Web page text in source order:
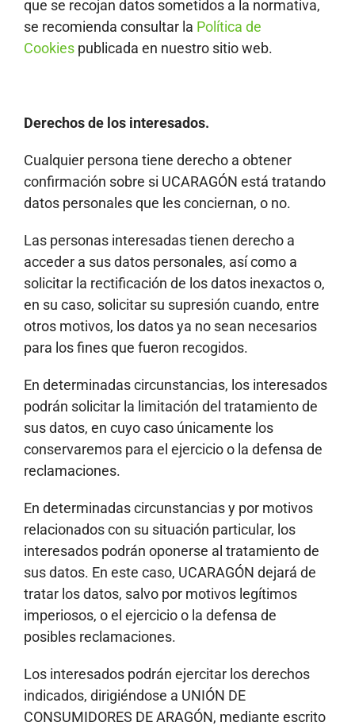
que se recojan datos sometidos a la normativa,
se recomienda consultar la Política de
Cookies publicada en nuestro sitio web.
Derechos de los interesados.
Cualquier persona tiene derecho a obtener
confirmación sobre si UCARAGÓN está tratando
datos personales que les conciernan, o no.
Las personas interesadas tienen derecho a
acceder a sus datos personales, así como a
solicitar la rectificación de los datos inexactos o,
en su caso, solicitar su supresión cuando, entre
otros motivos, los datos ya no sean necesarios
para los fines que fueron recogidos.
En determinadas circunstancias, los interesados
podrán solicitar la limitación del tratamiento de
sus datos, en cuyo caso únicamente los
conservaremos para el ejercicio o la defensa de
reclamaciones.
En determinadas circunstancias y por motivos
relacionados con su situación particular, los
interesados podrán oponerse al tratamiento de
sus datos. En este caso, UCARAGÓN dejará de
tratar los datos, salvo por motivos legítimos
imperiosos, o el ejercicio o la defensa de
posibles reclamaciones.
Los interesados podrán ejercitar los derechos
indicados, dirigiéndose a UNIÓN DE
CONSUMIDORES DE ARAGÓN, mediante escrito